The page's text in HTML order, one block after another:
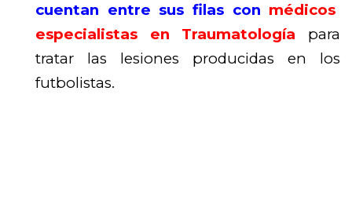
cuentan entre sus filas con médicos
especialistas en Traumatología
para
tratar las lesiones producidas en los
futbolistas.